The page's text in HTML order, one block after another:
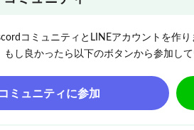
コミュニティとLINEアカウントを作
もし良かったら以下のボタンから参加し
コミュニティに参加